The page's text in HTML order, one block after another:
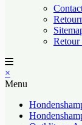
Retour
×
Menu